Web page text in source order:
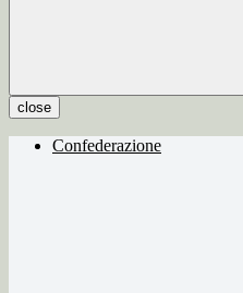
close
Confederazione